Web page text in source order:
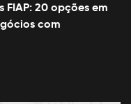
FIAP: 20 opções em
com